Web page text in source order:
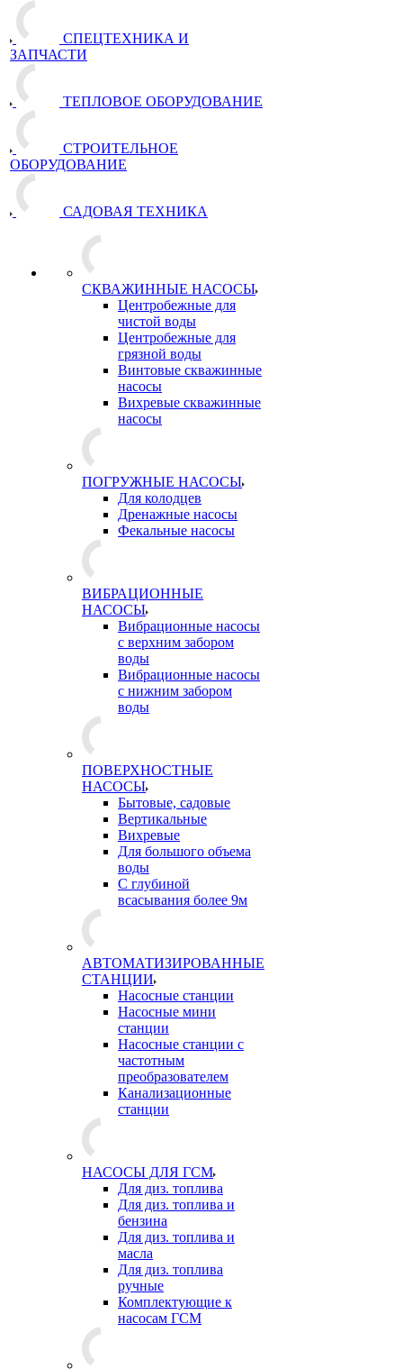
СПЕЦТЕХНИКА И
ЗАПЧАСТИ
ТЕПЛОВОЕ ОБОРУДОВАНИЕ
СТРОИТЕЛЬНОЕ
ОБОРУДОВАНИЕ
САДОВАЯ ТЕХНИКА
СКВАЖИННЫЕ НАСОСЫ
Центробежные для
чистой воды
Центробежные для
грязной воды
Винтовые скважинные
насосы
Вихревые скважинные
насосы
ПОГРУЖНЫЕ НАСОСЫ
Для колодцев
Дренажные насосы
Фекальные насосы
ВИБРАЦИОННЫЕ
НАСОСЫ
Вибрационные насосы
с верхним забором
воды
Вибрационные насосы
с нижним забором
воды
ПОВЕРХНОСТНЫЕ
НАСОСЫ
Бытовые, садовые
Вертикальные
Вихревые
Для большого объема
воды
С глубиной
всасывания более 9м
АВТОМАТИЗИРОВАННЫЕ
СТАНЦИИ
Насосные станции
Насосные мини
станции
Насосные станции с
частотным
преобразователем
Канализационные
станции
НАСОСЫ ДЛЯ ГСМ
Для диз. топлива
Для диз. топлива и
бензина
Для диз. топлива и
масла
Для диз. топлива
ручные
Комплектующие к
насосам ГСМ